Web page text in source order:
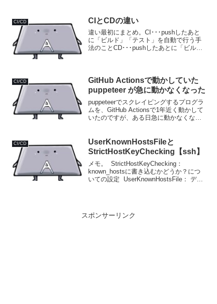
直したりしてもダメ。もう原因突き止め
CI/CD CIとCDの違い
違い最初にまとめ。CI･･･pushしたあと
に「ビルド」「テスト」を自動で行う手
法のことCD･･･pushしたあとに「ビル
CI（...
CI/CD
GitHub Actionsで動かしていた
puppeteer が急に動かなくなった
puppeteerでスクレイピングするプログラ
ムを、GitHub Actionsで1年近く動かして
いたのですが、ある日急に動かなくなり
CI/CD
UserKnownHostsFileと
StrictHostKeyChecking【ssh】
メモ。 StrictHostKeyChecking：
known_hostsに書き込むかどうか？につ
いての設定 UserKnownHostsFile： デフ
スポンサーリンク